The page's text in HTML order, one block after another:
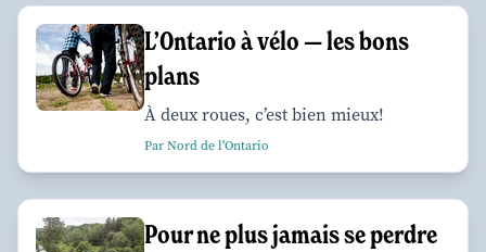
L’Ontario à vélo — les bons
plans
À deux roues, c’est bien mieux!
Par Nord de l'Ontario
Pour ne plus jamais se perdre